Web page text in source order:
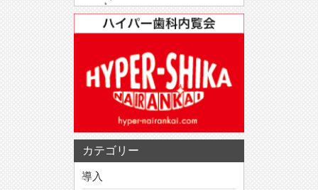
カテゴリー
導入